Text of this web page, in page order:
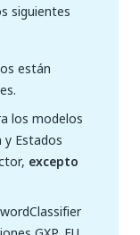
siguientes
están
los modelos
y Estados
excepto